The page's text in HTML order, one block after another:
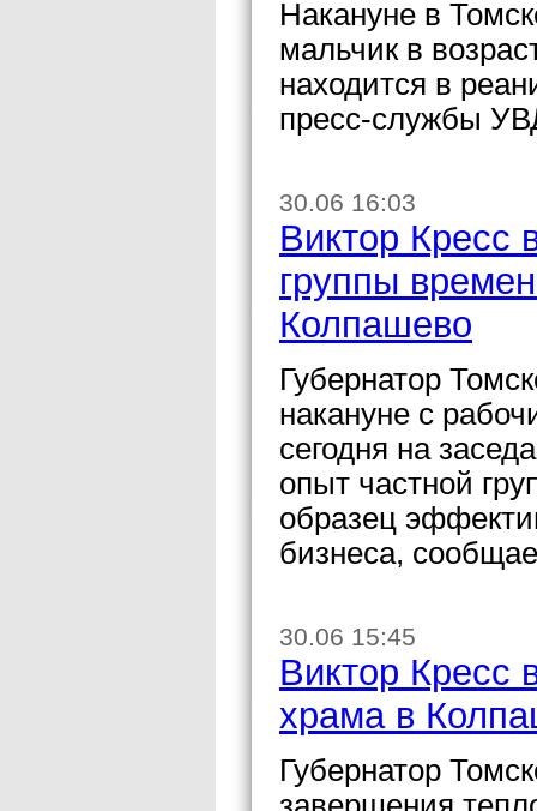
Накануне в
мальчик в
находится в
пресс-службы
30.06 16:03
Виктор Кресс
группы
Колпашево
Губернатор
накануне с
сегодня на
опыт частной
образец
бизнеса,
30.06 15:45
Виктор Кресс
храма в
Губернатор